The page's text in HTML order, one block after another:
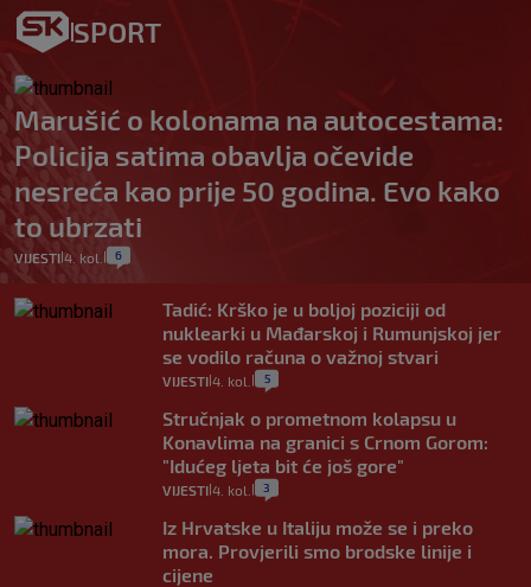
SPORT
Marušić o kolonama na autocestama:
Policija satima obavlja očevide
nesreća kao prije 50 godina. Evo kako
to ubrzati
VIJESTI 4. kol. 6
Tadić: Krško je u boljoj poziciji od
nuklearki u Mađarskoj i Rumunjskoj jer
se vodilo računa o važnoj stvari
VIJESTI 4. kol. 5
Stručnjak o prometnom kolapsu u
Konavlima na granici s Crnom Gorom:
"Idućeg ljeta bit će još gore"
VIJESTI 4. kol. 3
Iz Hrvatske u Italiju može se i preko
mora. Provjerili smo brodske linije i
cijene